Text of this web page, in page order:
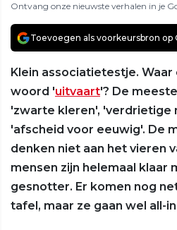
Ontvang onze nieuwste verhalen in je
Toevoegen als voorkeursbron op
Klein associatietestje. Waar
woord 'uitvaart'? De
'zwarte kleren', 'verdrietige
'afscheid voor eeuwig'. De
denken niet aan het vieren
mensen zijn helemaal klaar
gesnotter. Er komen nog
tafel, maar ze gaan wel all-